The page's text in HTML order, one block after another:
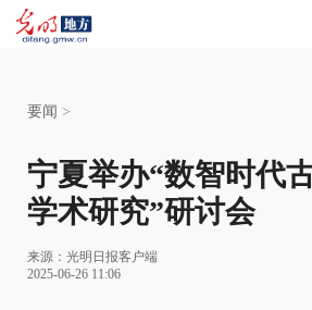
要闻 >
宁夏举办“数智时代
学术研究”研讨会
来源： 光明日报客户端
2025-06-26 11:06